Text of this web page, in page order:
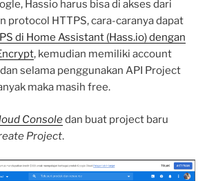
Hassio harus bisa di akses dari
protocol HTTPS, cara-caranya dapat
di Home Assistant (Hass.io) dengan
, kemudian memiliki account
selama penggunakan API Project
maka masih free.
Consoledan buat project baru
Project.